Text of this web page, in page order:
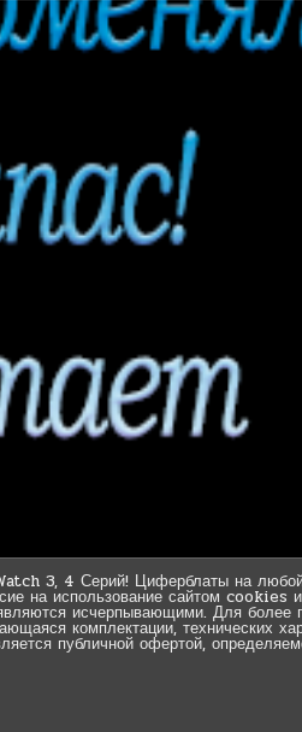
3, 4 Серий! Циферблаты на любой
на использование сайтом cookies
исчерпывающими. Для
комплектации, технических
публичной офертой,